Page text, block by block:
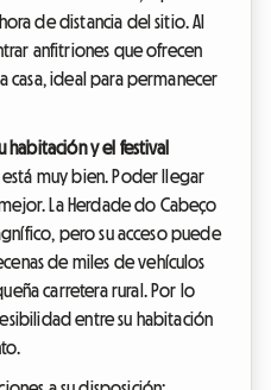
de distancia del sitio. Al
anfitriones que ofrecen
casa, ideal para permanecer
habitación y el festival
muy bien. Poder llegar
La Herdade do Cabeço
pero su acceso puede
de miles de vehículos
carretera rural. Por lo
entre su habitación